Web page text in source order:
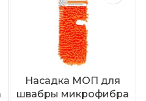
Насадка МОП для
швабры микрофибра